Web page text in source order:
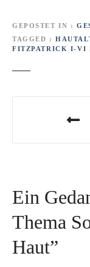
GEPOSTET IN
TAGGED
FITZPATRICK I-VI
r
a
g
Ein
Thema
Haut”